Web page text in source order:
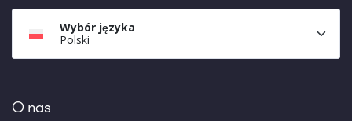
Wybór języka
Polski
O nas